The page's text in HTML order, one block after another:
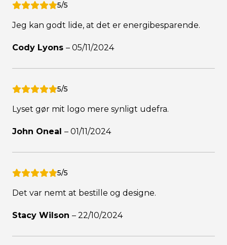
5/5
Jeg kan godt lide, at det er energibesparende.
Cody Lyons – 05/11/2024
5/5
Lyset gør mit logo mere synligt udefra.
John Oneal – 01/11/2024
5/5
Det var nemt at bestille og designe.
Stacy Wilson – 22/10/2024